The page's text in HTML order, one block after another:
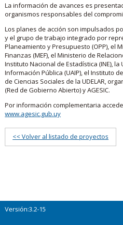
La información de avances es
organismos responsables del
Los planes de acción son impulsados
y el grupo de trabajo integrado por
Planeamiento y Presupuesto (OPP), el
Finanzas (MEF), el Ministerio de
Instituto Nacional de Estadística (INE), la
Información Pública (UAIP), el Instituto
de Ciencias Sociales de la UDELAR,
(Red de Gobierno Abierto) y AGESIC.
Por información complementaria
www.agesic.gub.uy
<< Volver al listado de proyectos
Versión:3.2-15